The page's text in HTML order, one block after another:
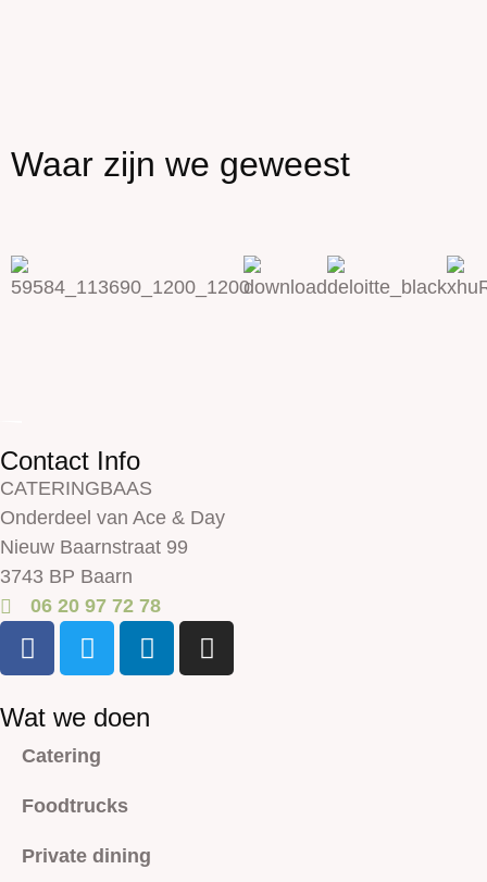
Waar zijn we geweest
Contact Info
CATERINGBAAS
Onderdeel van Ace & Day
Nieuw Baarnstraat 99
3743 BP Baarn
06 20 97 72 78
Wat we doen
Catering
Foodtrucks
Private dining